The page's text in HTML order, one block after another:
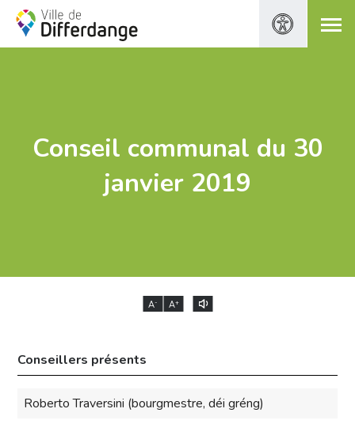
Conseil communal du 30
janvier 2019
A- A+
Conseillers présents
Roberto Traversini (bourgmestre, déi gréng)